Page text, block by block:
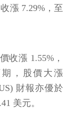
漲 7.29%，至
收漲 1.55%，
期，股價大漲
財報亦優於
美元。